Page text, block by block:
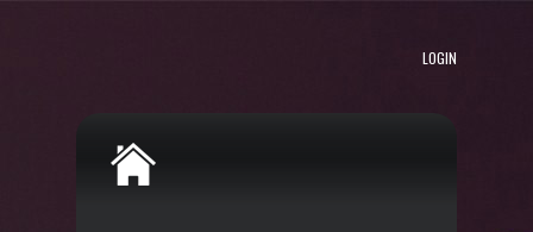
LOGIN